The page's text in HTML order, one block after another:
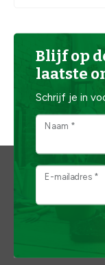
Blijf op
laatste
Schrijf je in
Naam *
E-mailadres *